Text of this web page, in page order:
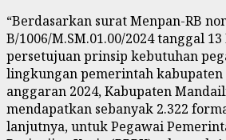
“Berdasarkan surat Menpan-RB
B/1006/M.SM.01.00/2024 tanggal
persetujuan prinsip kebutuhan
lingkungan pemerintah kabupaten
anggaran 2024, Kabupaten
mendapatkan sebanyak 2.322
lanjutnya, untuk Pegawai